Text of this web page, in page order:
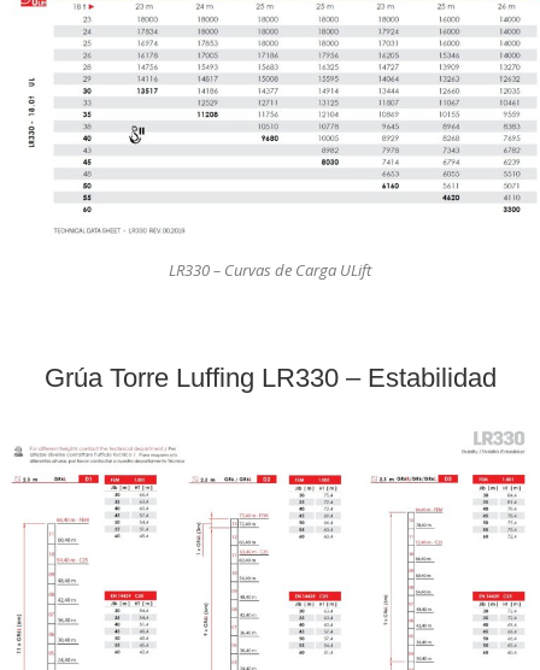
LR330 – Curvas de Carga ULift
Grúa Torre Luffing LR330 – Estabilidad